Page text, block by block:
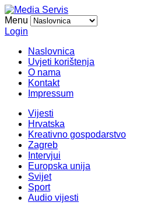
Menu
Login
Naslovnica
Uvjeti korištenja
O nama
Kontakt
Impressum
Vijesti
Hrvatska
Kreativno gospodarstvo
Zagreb
Intervjui
Europska unija
Svijet
Sport
Audio vijesti